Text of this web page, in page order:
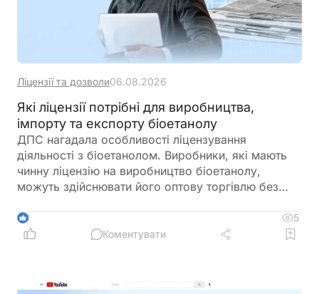
Ліцензії та дозволи06.08.2026
Які ліцензії потрібні для виробництва,
імпорту та експорту біоетанолу
ДПС нагадала особливості ліцензування
діяльності з біоетанолом. Виробники, які мають
чинну ліцензію на виробництво біоетанолу,
можуть здійснювати його оптову торгівлю без
імпорту, експорту та інших операцій із
біоетанолом закон встановлює окремі вимоги, а
3
5
Коментувати